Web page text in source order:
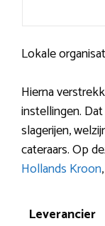
Lokale
Hierna
instellingen.
slagerijen,
cateraars. Op
Hollands Kroon,
Leverancier